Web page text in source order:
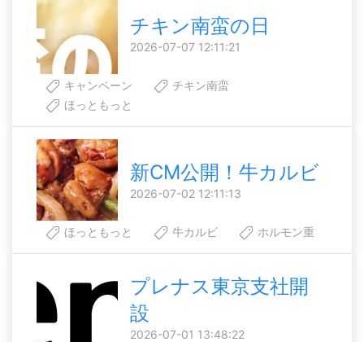
チキン南蛮の日
2026-07-07 12:11:21
キャンペーン
チキン南蛮
ほっともっと
新CM公開！牛カルビ
2026-07-02 12:11:13
ほっともっと 牛カルビ ホルモン重
プレナス東京支社開
設
2026-07-01 13:48:22